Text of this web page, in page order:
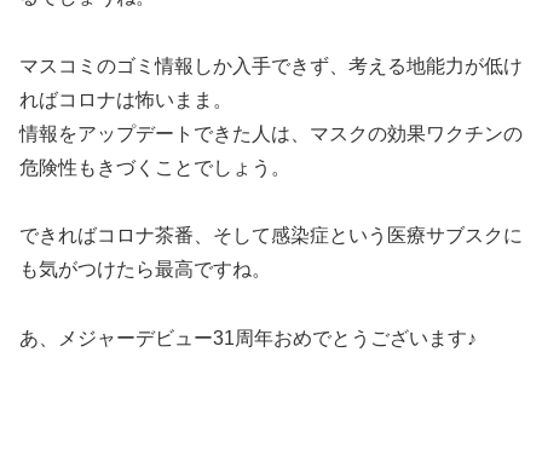
マスコミのゴミ情報しか入手できず、考える地能力が低け
ればコロナは怖いまま。
情報をアップデートできた人は、マスクの効果ワクチンの
危険性もきづくことでしょう。
できればコロナ茶番、そして感染症という医療サブスクに
も気がつけたら最高ですね。
あ、メジャーデビュー31周年おめでとうございます♪